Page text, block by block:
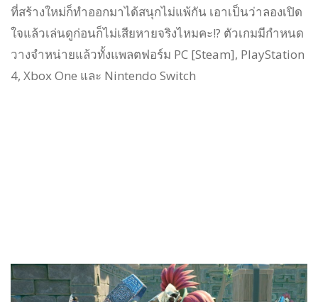
ที่สร้างใหม่ก็ทำออกมาได้สนุกไม่แพ้กัน เอาเป็นว่าลองเปิด
ใจแล้วเล่นดูก่อนก็ไม่เสียหายจริงไหมคะ!? ตัวเกมมีกำหนด
วางจำหน่ายแล้วทั้งแพลตฟอร์ม PC [Steam], PlayStation
4, Xbox One และ Nintendo Switch